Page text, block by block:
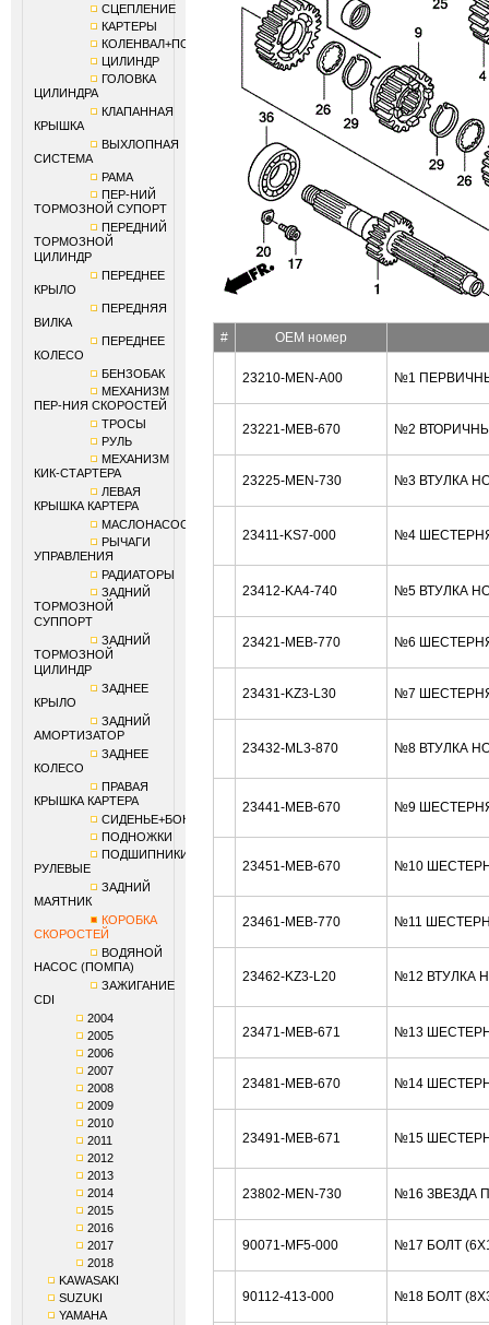
СЦЕПЛЕНИЕ
КАРТЕРЫ
КОЛЕНВАЛ+ПОРШЕНЬ
ЦИЛИНДР
ГОЛОВКА
ЦИЛИНДРА
КЛАПАННАЯ
КРЫШКА
ВЫХЛОПНАЯ
СИСТЕМА
РАМА
ПЕР-НИЙ
ТОРМОЗНОЙ СУПОРТ
ПЕРЕДНИЙ
ТОРМОЗНОЙ
ЦИЛИНДР
ПЕРЕДНЕЕ
КРЫЛО
ПЕРЕДНЯЯ
ВИЛКА
ПЕРЕДНЕЕ
КОЛЕСО
БЕНЗОБАК
МЕХАНИЗМ
ПЕР-НИЯ СКОРОСТЕЙ
ТРОСЫ
РУЛЬ
МЕХАНИЗМ
КИК-СТАРТЕРА
ЛЕВАЯ
КРЫШКА КАРТЕРА
МАСЛОНАСОС
РЫЧАГИ
УПРАВЛЕНИЯ
РАДИАТОРЫ
ЗАДНИЙ
ТОРМОЗНОЙ
СУППОРТ
ЗАДНИЙ
ТОРМОЗНОЙ
ЦИЛИНДР
ЗАДНЕЕ
КРЫЛО
ЗАДНИЙ
АМОРТИЗАТОР
ЗАДНЕЕ
КОЛЕСО
ПРАВАЯ
КРЫШКА КАРТЕРА
СИДЕНЬЕ+БОКОВИНЫ
ПОДНОЖКИ
ПОДШИПНИКИ
РУЛЕВЫЕ
ЗАДНИЙ
МАЯТНИК
КОРОБКА
СКОРОСТЕЙ
ВОДЯНОЙ
НАСОС (ПОМПА)
ЗАЖИГАНИЕ
CDI
2004
2005
2006
2007
2008
2009
2010
2011
2012
2013
2014
2015
2016
2017
2018
KAWASAKI
SUZUKI
YAMAHA
# OEM номер
23210-MEN-A00 №1
23221-MEB-670 №2
23225-MEN-730 №3 ВТУЛКА
23411-KS7-000 №4 ШЕСТЕРНЯ
23412-KA4-740 №5 ВТУЛКА
23421-MEB-770 №6 ШЕСТЕРНЯ
23431-KZ3-L30 №7 ШЕСТЕРНЯ
23432-ML3-870 №8 ВТУЛКА
23441-MEB-670 №9 ШЕСТЕРНЯ
23451-MEB-670 №10
23461-MEB-770 №11
23462-KZ3-L20 №12 ВТУЛКА
23471-MEB-671 №13
23481-MEB-670 №14
23491-MEB-671 №15
23802-MEN-730 №16 ЗВЕЗДА
90071-MF5-000 №17 БОЛТ
90112-413-000 №18 БОЛТ